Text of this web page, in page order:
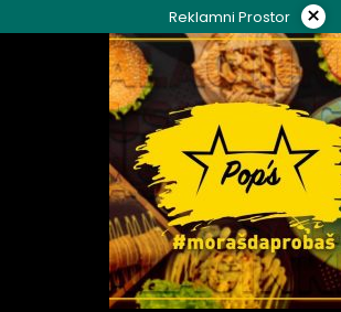
to
Reklamni Prostor ×